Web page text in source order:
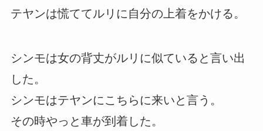
テヤンは慌ててルリに自分の上着をかける。
シンモは女の背丈がルリに似ていると言い出
した。
シンモはテヤンにこちらに来いと言う。
その時やっと車が到着した。